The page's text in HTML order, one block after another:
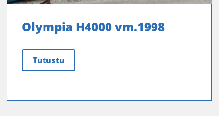
Olympia H4000 vm.1998
Tutustu